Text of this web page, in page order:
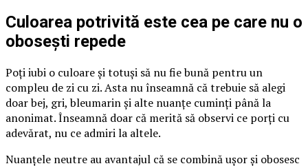
Culoarea potrivită este cea pe care nu o
obosești repede
Poți iubi o culoare și totuși să nu fie bună pentru un
compleu de zi cu zi. Asta nu înseamnă că trebuie să alegi
doar bej, gri, bleumarin și alte nuanțe cuminți până la
anonimat. Înseamnă doar că merită să observi ce porți cu
adevărat, nu ce admiri la altele.
Nuanțele neutre au avantajul că se combină ușor și obosesc